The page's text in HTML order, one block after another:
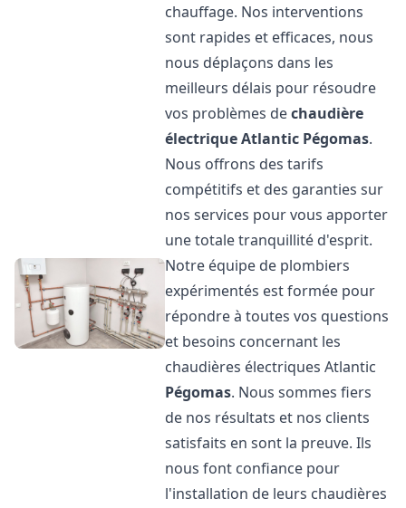
chauffage. Nos interventions
sont rapides et efficaces, nous
nous déplaçons dans les
meilleurs délais pour résoudre
vos problèmes dechaudière
électrique Atlantic Pégomas.
Nous offrons des tarifs
compétitifs et des garanties sur
nos services pour vous apporter
une totale tranquillité d'esprit.
Notre équipe de plombiers
expérimentés est formée pour
répondre à toutes vos questions
et besoins concernant les
chaudières électriques Atlantic
Pégomas. Nous sommes fiers
de nos résultats et nos clients
satisfaits en sont la preuve. Ils
nous font confiance pour
l'installation de leurs chaudières